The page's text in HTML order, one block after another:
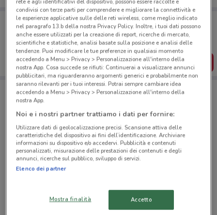
Porta DoveConviene sempre con te!
Puoi trovare le migliori offerte dei negozi vicino a te,
salvarle e creare la tua lista del risparmio, comodamente
dal tuo cellulare.
SCARICA L’APP
Negozi UniCredit a Roma
Via Nomentana, 38 Roma
587 m
CHIUSO
condivisi con terze parti per comprendere e migliorare la connettività e
le esperienze applicative sulle delle reti wireless, come meglio indicato
nel paragrafo 13.b della nostra Privacy Policy. Inoltre, i tuoi dati possono
anche essere utilizzati per la creazione di report, ricerche di mercato,
scientifiche e statistiche, analisi basate sulla posizione e analisi delle
tendenze. Puoi modificare le tue preferenze in qualsiasi momento
accedendo a Menu > Privacy > Personalizzazione all'interno della
nostra App. Cosa succede se rifiuti: Continuerai a visualizzare annunci
pubblicitari, ma riguarderanno argomenti generici e probabilmente non
saranno rilevanti per i tuoi interessi. Potrai sempre cambiare idea
accedendo a Menu > Privacy > Personalizzazione all'interno della
nostra App.
Noi e i nostri partner trattiamo i dati per fornire:
Utilizzare dati di geolocalizzazione precisi. Scansione attiva delle
caratteristiche del dispositivo ai fini dell’identificazione. Archiviare
informazioni su dispositivo e/o accedervi. Pubblicità e contenuti
personalizzati, misurazione delle prestazioni dei contenuti e degli
annunci, ricerche sul pubblico, sviluppo di servizi.
Elenco dei partner
Mostra finalità Accetto